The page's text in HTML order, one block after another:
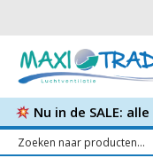
Nu in de SALE: alle